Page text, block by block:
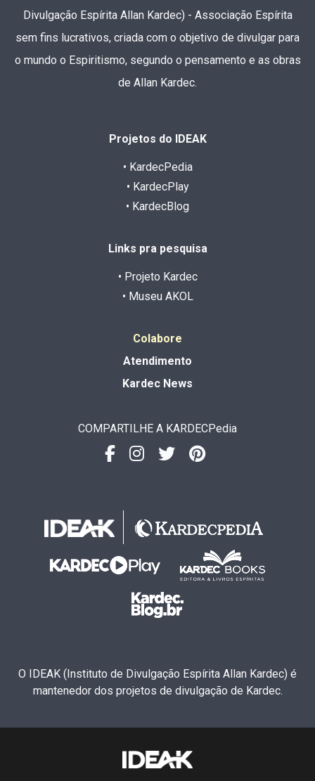
Divulgação Espírita Allan Kardec) - Associação Espírita
sem fins lucrativos, criada com o objetivo de divulgar para
o mundo o Espiritismo, segundo o pensamento e as obras
de Allan Kardec.
Projetos do IDEAK
• KardecPedia
• KardecPlay
• KardecBlog
Links pra pesquisa
• Projeto Kardec
• Museu AKOL
Colabore
Atendimento
Kardec News
COMPARTILHE A KARDECPedia
O IDEAK (Instituto de Divulgação Espírita Allan Kardec) é
mantenedor dos projetos de divulgação de Kardec.